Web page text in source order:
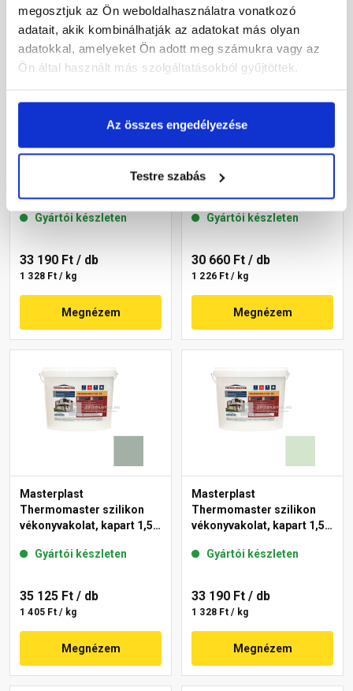
megosztjuk az Ön weboldalhasználatra vonatkozó
adatait, akik kombinálhatják az adatokat más olyan
adatokkal, amelyeket Ön adott meg számukra vagy az
Ön által használt más szolgáltatásokból gyűjtöttek.
Az összes engedélyezése
Testre szabás
Masterplast
Thermomaster szilikon
Gyártói készleten
33 190 Ft / db
1 328 Ft / kg
Megnézem
Masterplast
Thermomaster szilikon
Gyártói készleten
30 660 Ft / db
1 226 Ft / kg
Megnézem
Masterplast
Thermomaster szilikon
vékonyvakolat, kapart 1,5
Gyártói készleten
35 125 Ft / db
1 405 Ft / kg
Megnézem
Masterplast
Thermomaster szilikon
vékonyvakolat, kapart 1,5
Gyártói készleten
33 190 Ft / db
1 328 Ft / kg
Megnézem